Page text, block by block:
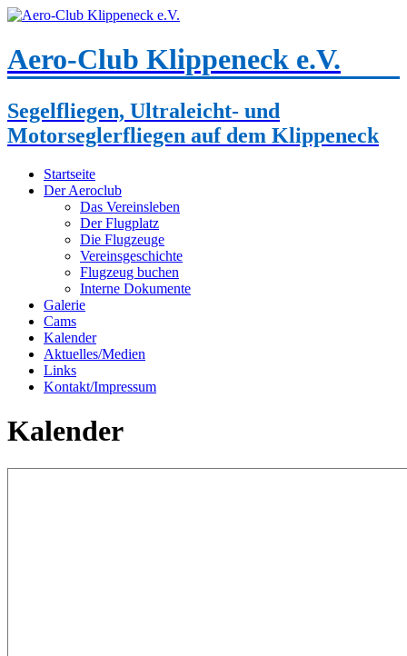
Aero-Club Klippeneck e.V.
Segelfliegen, Ultraleicht- und
Motorseglerfliegen auf dem Klippeneck
Startseite
Der Aeroclub
Das Vereinsleben
Der Flugplatz
Die Flugzeuge
Vereinsgeschichte
Flugzeug buchen
Interne Dokumente
Galerie
Cams
Kalender
Aktuelles/Medien
Links
Kontakt/Impressum
Kalender